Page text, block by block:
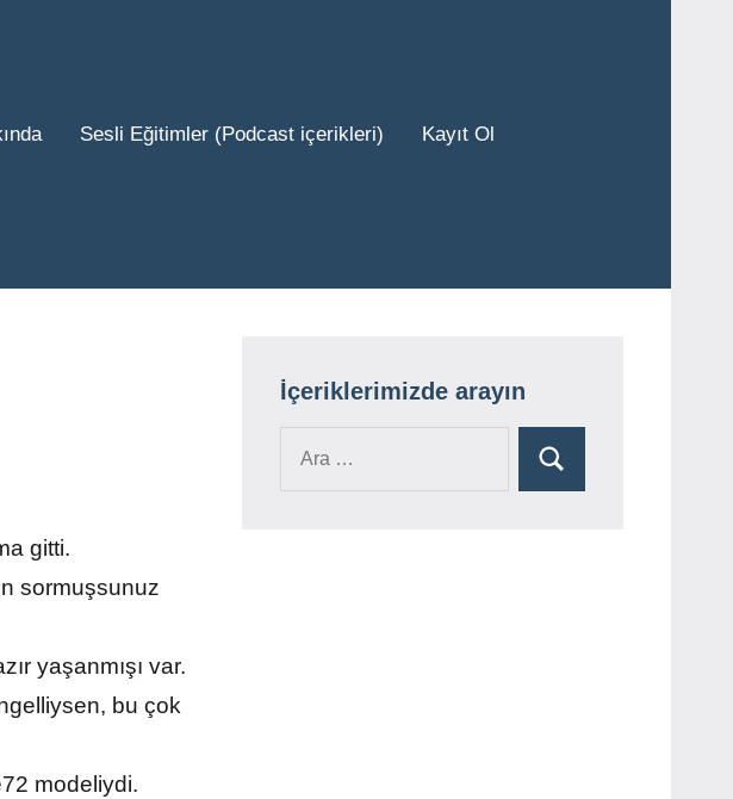
Sesli Eğitimler (Podcast içerikleri) Kayıt Ol
gitti.
sormuşsunuz
yaşanmışı var.
bu çok
modeliydi.
İçeriklerimizde arayın
Ara